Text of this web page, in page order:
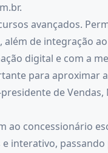
avançados.
de integração
digital e com a
para aproximar
de Vendas,
ao concessionário
interativo,